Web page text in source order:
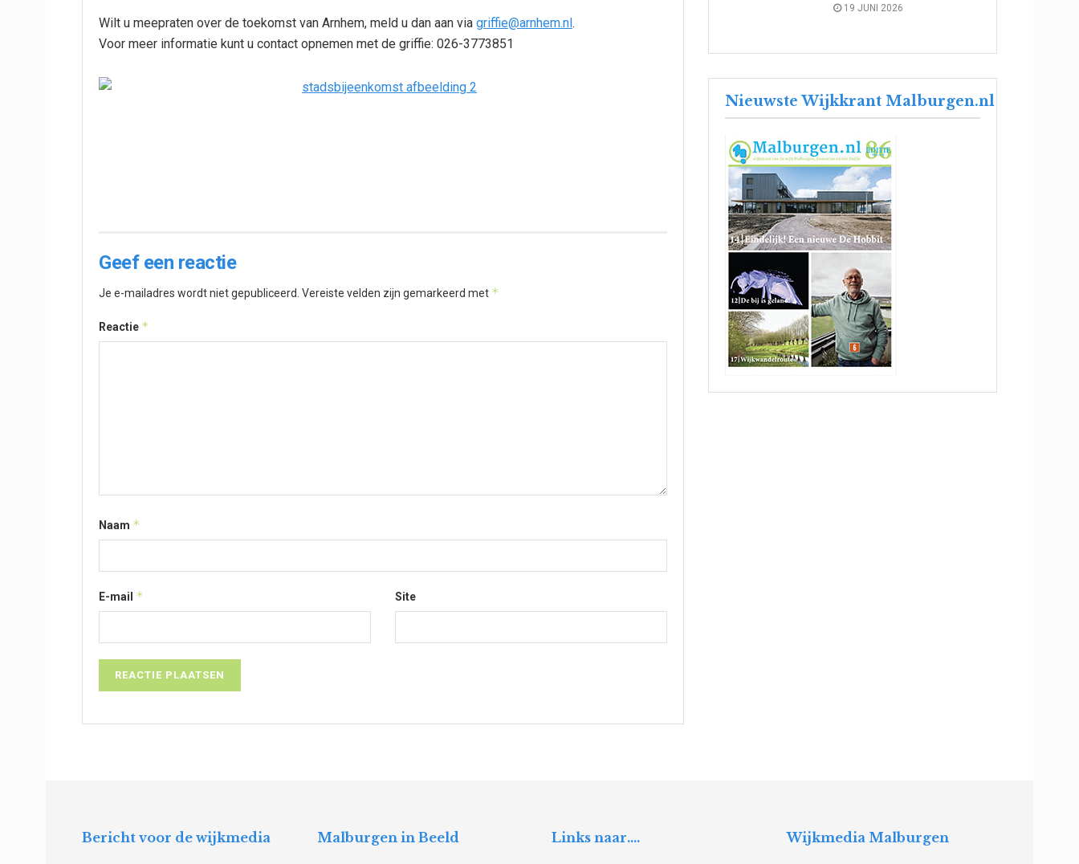
Wilt u meepraten over de toekomst van Arnhem, meld u dan aan via griffie@arnhem.nl .
Voor meer informatie kunt u contact opnemen met de griffie: 026-3773851
Geef een reactie
Je e-mailadres wordt niet gepubliceerd. Vereiste velden zijn gemarkeerd met *
Reactie *
Naam *
E-mail * Site
19 JUNI 2026
Nieuwste Wijkkrant Malburgen.nl
Bericht voor de wijkmedia Malburgen in Beeld Links naar…. Wijkmedia Malburgen